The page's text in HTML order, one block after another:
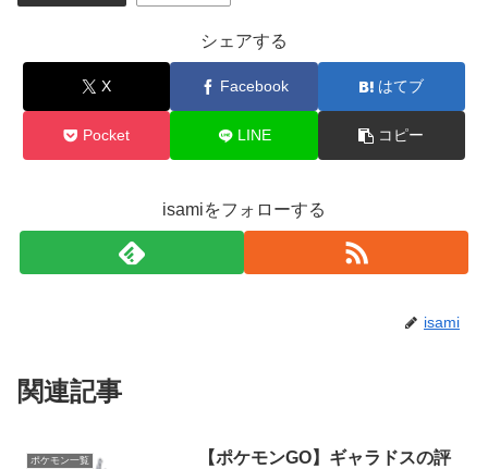
シェアする
X Facebook はてブ
Pocket LINE コピー
isamiをフォローする
isami
関連記事
ポケモン一覧
【ポケモンGO】ギャラドスの評